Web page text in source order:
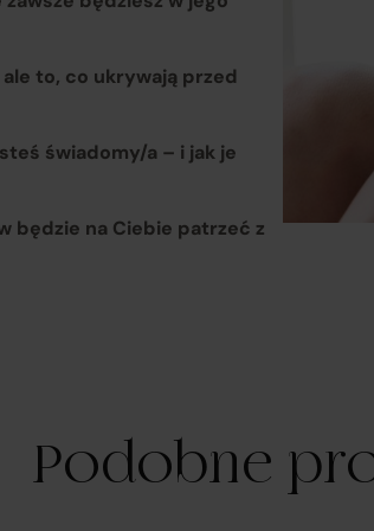
to, co ukrywają przed
świadomy/a – i jak je
będzie na Ciebie patrzeć z
Podobne
ponoszą odpowiedzialność za wykonanie
odpowiadają za realizację praw klientów
zawartej umowy sprzedaży, przy czym
realizacją uprawnień konsumentów w
regulamin